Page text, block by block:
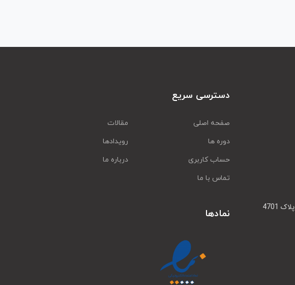
مشهد، بزرگراه بابانظر – بازار بزرگ ملل – طبقه دوم پلاک 4701
دسترسی سریع
صفحه اصلی
مقالات
دوره ها
رویدادها
حساب کاربری
درباره ما
تماس با ما
نمادها